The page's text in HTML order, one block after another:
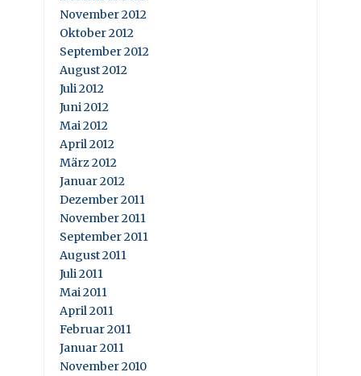
November 2012
Oktober 2012
September 2012
August 2012
Juli 2012
Juni 2012
Mai 2012
April 2012
März 2012
Januar 2012
Dezember 2011
November 2011
September 2011
August 2011
Juli 2011
Mai 2011
April 2011
Februar 2011
Januar 2011
November 2010